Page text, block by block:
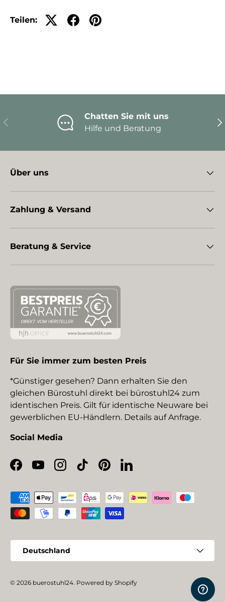
Teilen:
Vorherige
Chatten Sie mit uns
Hilfe und Beratung
Über uns
Zahlung & Versand
Beratung & Service
Für Sie immer zum besten Preis
*Günstiger gesehen? Dann erhalten Sie den
gleichen Bürostuhl direkt bei bürostuhl24 zum
identischen Preis. Gilt für identische Neuware bei
gewerblichen EU-Händlern. Details auf Anfrage.
Social Media
Facebook
YouTubeInstagram
TikTokPinterestLinkedIn
Zahlungsmethoden
Deutschland
© 2026 buerostuhl24. Powered by Shopify